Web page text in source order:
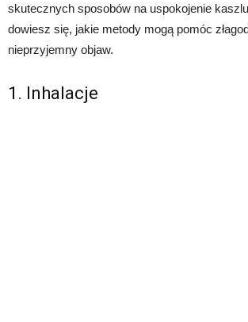
skutecznych sposobów na uspokojenie
dowiesz się, jakie metody mogą pomóc
nieprzyjemny objaw.
1. Inhalacje